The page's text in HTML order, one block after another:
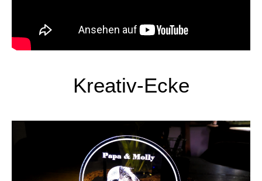
Kreativ-Ecke